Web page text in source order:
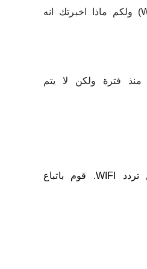
يعتبر من مشاركة الانترنت امر طبيعي من خلال نقطة اتصال الهواتف المحمولة (WIFI) ولكم ماذا اخبرتك انه
منذ فترة ولكن لا يتم
سوف نقوم بشرح طريقة مشاركة الانترنت ولكن باستخدام تردد البلوتوث بدلاً من تردد WIFI. قوم باتباع